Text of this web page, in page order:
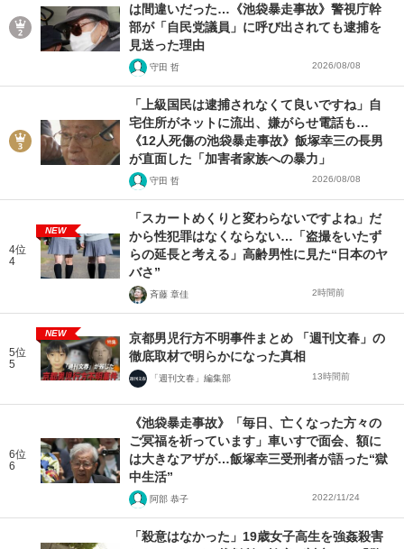
は間違いだった…《池袋暴走事故》警視庁幹
部が「自民党議員」に呼び出されても逮捕を
見送った理由
守田 哲 2026/08/08
「上級国民は逮捕されなくて良いですね」自
宅住所がネットに流出、嫌がらせ電話も…
《12人死傷の池袋暴走事故》飯塚幸三の長男
が直面した「加害者家族への暴力」
守田 哲 2026/08/08
4位
4
NEW
「スカートめくりと変わらないですよね」だ
から性犯罪はなくならない…「盗撮をいたず
らの延長と考える」高齢男性に見た“日本のヤ
バさ”
斉藤 章佳 2時間前
5位
5
NEW
京都男児行方不明事件まとめ 「週刊文春」の
徹底取材で明らかになった真相
「週刊文春」編集部 13時間前
6位
6
《池袋暴走事故》「毎日、亡くなった方々の
ご冥福を祈っています」車いすで面会、額に
は大きなアザが…飯塚幸三受刑者が語った“獄
中生活”
阿部 恭子 2022/11/24
「殺意はなかった」19歳女子高生を強姦殺害